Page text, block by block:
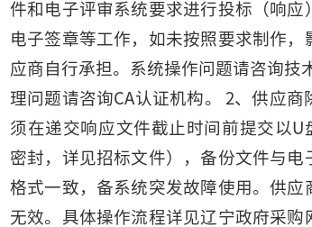
件和电子评审系统要求进行投标（响
电子签章等工作，如未按照要求制作
应商自行承担。系统操作问题请咨询技
理问题请咨询CA认证机构。 2、供应商
须在递交响应文件截止时间前提交以
密封，详见招标文件），备份文件与电
格式一致，备系统突发故障使用。供应
无效。具体操作流程详见辽宁政府采